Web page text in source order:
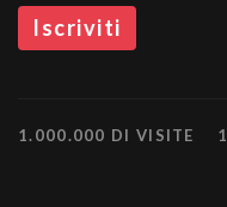
1.000.000 DI VISITE